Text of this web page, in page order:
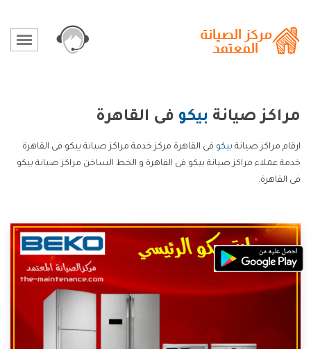
مراكز صيانة بيكو فى القاهرة
ارقام مراكز صيانة بيكو فى القاهرة مركز خدمة مراكز صيانة بيكو فى القاهرة
خدمة عملاء مراكز صيانة بيكو فى القاهرة و الخط الساخن مراكز صيانة بيكو
فى القاهرة.